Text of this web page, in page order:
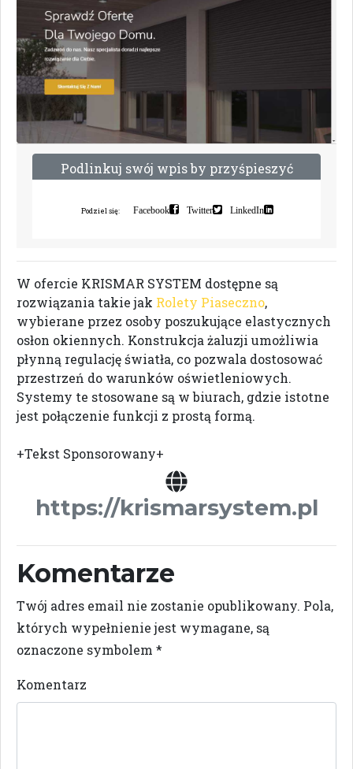
Podlinkuj swój wpisby przyśpieszyć
Podziel się: Facebook Twitter LinkedIn
W ofercie KRISMAR SYSTEM dostępne są
rozwiązania takie jak Rolety Piaseczno,
wybierane przez osoby poszukujące elastycznych
osłon okiennych. Konstrukcja żaluzji umożliwia
płynną regulację światła, co pozwala dostosować
przestrzeń do warunków oświetleniowych.
Systemy te stosowane są w biurach, gdzie istotne
jest połączenie funkcji z prostą formą.
+Tekst Sponsorowany+
https://krismarsystem.pl
Komentarze
Twój adres email nie zostanie opublikowany. Pola,
których wypełnienie jest wymagane, są
oznaczone symbolem *
Komentarz